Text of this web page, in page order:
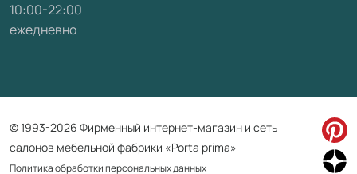
10:00-22:00
ежедневно
© 1993-2026 Фирменный интернет-магазин и сеть
салонов мебельной фабрики «Porta prima»
Политика обработки персональных данных